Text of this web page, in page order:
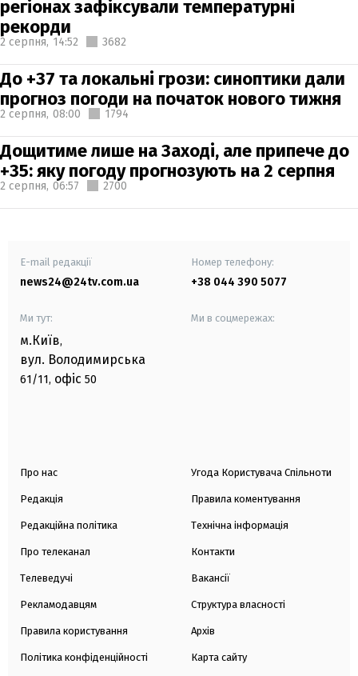
регіонах зафіксували температурні
рекорди
2 серпня, 14:52 3682
До +37 та локальні грози: синоптики дали
прогноз погоди на початок нового тижня
2 серпня, 08:00 1794
Дощитиме лише на Заході, але припече до
+35: яку погоду прогнозують на 2 серпня
2 серпня, 06:57 2700
E-mail редакції
news24@24tv.com.ua
Номер телефону:
+38 044 390 5077
Ми тут:
м.Київ,
вул. Володимирська
61/11, офіс 50
Ми в соцмережах:
Про нас
Редакція
Редакційна політика
Про телеканал
Телеведучі
Рекламодавцям
Правила користування
Політика конфіденційності
Угода Користувача Спільноти
Правила коментування
Технічна інформація
Контакти
Вакансії
Структура власності
Архів
Карта сайту